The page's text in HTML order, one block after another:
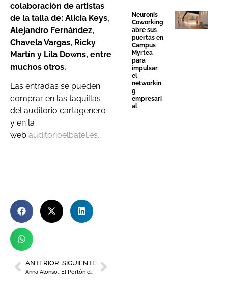
colaboración de artistas
de la talla de: Alicia Keys,
Alejandro Fernández,
Chavela Vargas, Ricky
Martín y Lila Downs, entre
muchos otros.
Las entradas se pueden
comprar en las taquillas
del auditorio cartagenero
y en la
web auditorioelbatel.es.
ANTERIOR
Anna Alonso, la emprendedora murciana que te enseña a hablar en público
SIGUIENTE
El Portón de la Condesa, un lugar de ensueño
Neuronis
Coworking
abre sus
puertas en
Campus
Myrtea
para
impulsar
el
networkin
g
empresari
al